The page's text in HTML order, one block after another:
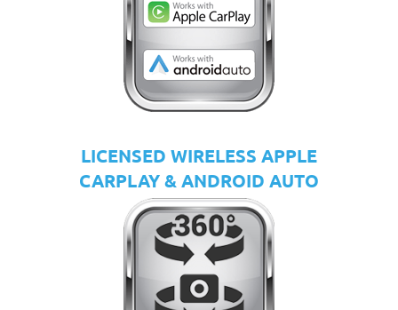
LICENSED WIRELESS APPLE
CARPLAY & ANDROID AUTO